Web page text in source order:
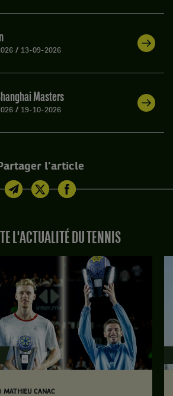
/ 13-09-2026
Masters
/ 19-10-2026
l'article
L'ACTUALITÉ DU TENNIS
MATHIEU CANAC